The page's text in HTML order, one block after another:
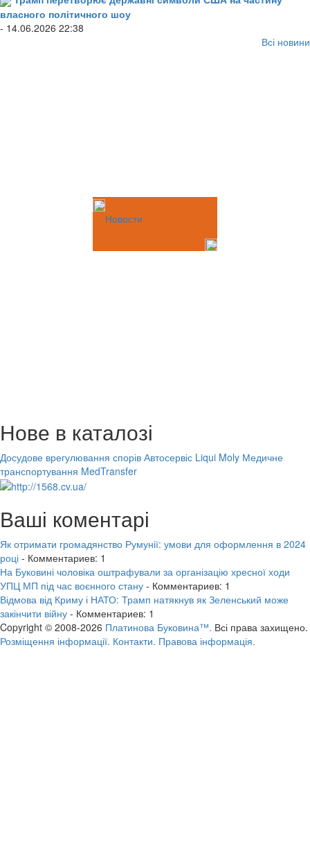
власного політичного шоу
- 14.06.2026 22:38
Всі новини
Новости
Нове в каталозі
Досудове врегулювання спорів Автосервіс Liqui Moly Медичне
транспортування MedTransfer
Ваші коментарі
Як отримати громадянство Румунії: умови для оформлення в 2024
році - Комментариев: 1
На Буковині чоловіка оштрафували за організацію хресної ходи
УПЦ МП під час воєнного стану - Комментариев: 1
Відмова від Криму і НАТО: Трамп натякнув як Зеленський може
закінчити війну - Комментариев: 1
Copyright © 2008-2026 Платинова Буковина™. Всі права захищено.
Розміщення інформації. Контакти. Правова інформація.